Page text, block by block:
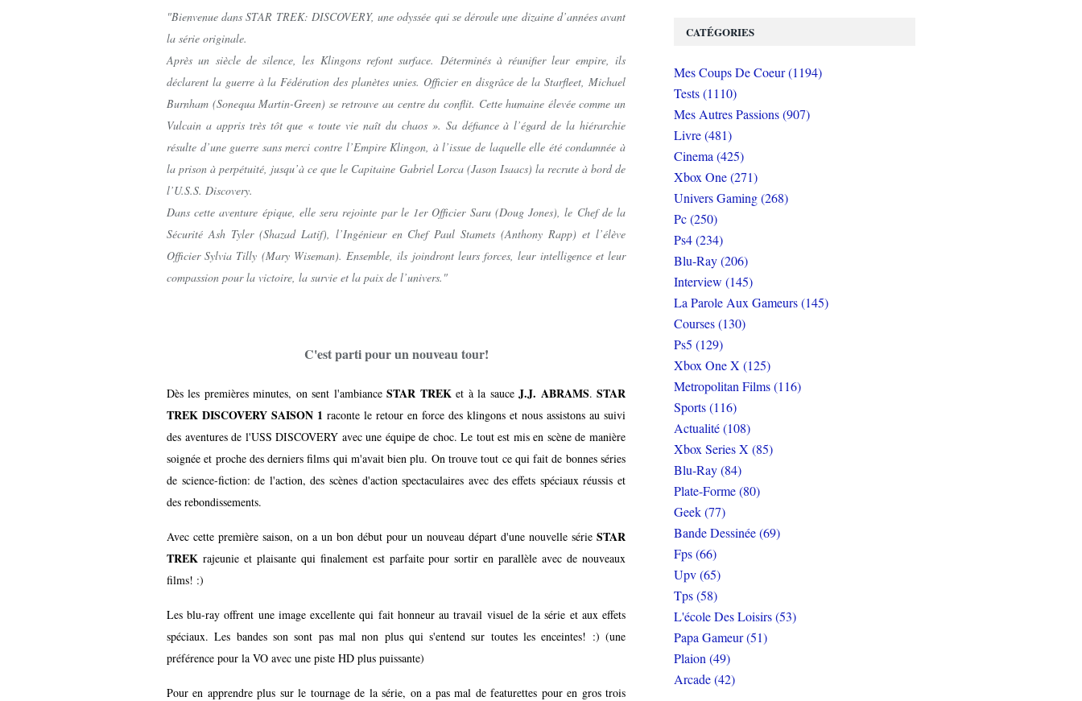
"Bienvenue dans STAR TREK: DISCOVERY, une odyssée qui se déroule une dizaine d’années avant
la série originale.
Après un siècle de silence, les Klingons refont surface. Déterminés à réunifier leur empire, ils
déclarent la guerre à la Fédération des planètes unies. Officier en disgrâce de la Starfleet, Michael
Burnham (Sonequa Martin-Green) se retrouve au centre du conflit. Cette humaine élevée comme un
Vulcain a appris très tôt que « toute vie naît du chaos ». Sa défiance à l’égard de la hiérarchie
résulte d’une guerre sans merci contre l’Empire Klingon, à l’issue de laquelle elle été condamnée à
la prison à perpétuité, jusqu’à ce que le Capitaine Gabriel Lorca (Jason Isaacs) la recrute à bord de
l’U.S.S. Discovery.
Dans cette aventure épique, elle sera rejointe par le 1er Officier Saru (Doug Jones), le Chef de la
Sécurité Ash Tyler (Shazad Latif), l’Ingénieur en Chef Paul Stamets (Anthony Rapp) et l’élève
Officier Sylvia Tilly (Mary Wiseman). Ensemble, ils joindront leurs forces, leur intelligence et leur
compassion pour la victoire, la survie et la paix de l’univers."
C'est parti pour un nouveau tour!
Dès les premières minutes, on sent l'ambianceSTAR TREKet à la sauceJ.J. ABRAMS.STAR
TREK DISCOVERY SAISON 1 raconte le retour en force des klingons et nous assistons au suivi
des aventures de l'USS DISCOVERY avec une équipe de choc. Le tout est mis en scène de manière
soignée et proche des derniers films qui m'avait bien plu. On trouve tout ce qui fait de bonnes séries
de science-fiction: de l'action, des scènes d'action spectaculaires avec des effets spéciaux réussis et
des rebondissements.
Avec cette première saison, on a un bon début pour un nouveau départ d'une nouvelle série STAR
TREK rajeunie et plaisante qui finalement est parfaite pour sortir en parallèle avec de nouveaux
films! :)
Les blu-ray offrent une image excellente qui fait honneur au travail visuel de la série et aux effets
spéciaux. Les bandes son sont pas mal non plus qui s'entend sur toutes les enceintes! :) (une
préférence pour la VO avec une piste HD plus puissante)
Pour en apprendre plus sur le tournage de la série, on a pas mal de featurettes pour en gros trois
CATÉGORIES
Mes Coups De Coeur (1194)
Tests (1110)
Mes Autres Passions (907)
Livre (481)
Cinema (425)
Xbox One (271)
Univers Gaming (268)
Pc (250)
Ps4 (234)
Blu-Ray (206)
Interview (145)
La Parole Aux Gameurs (145)
Courses (130)
Ps5 (129)
Xbox One X (125)
Metropolitan Films (116)
Sports (116)
Actualité (108)
Xbox Series X (85)
Blu-Ray (84)
Plate-Forme (80)
Geek (77)
Bande Dessinée (69)
Fps (66)
Upv (65)
Tps (58)
L'école Des Loisirs (53)
Papa Gameur (51)
Plaion (49)
Arcade (42)